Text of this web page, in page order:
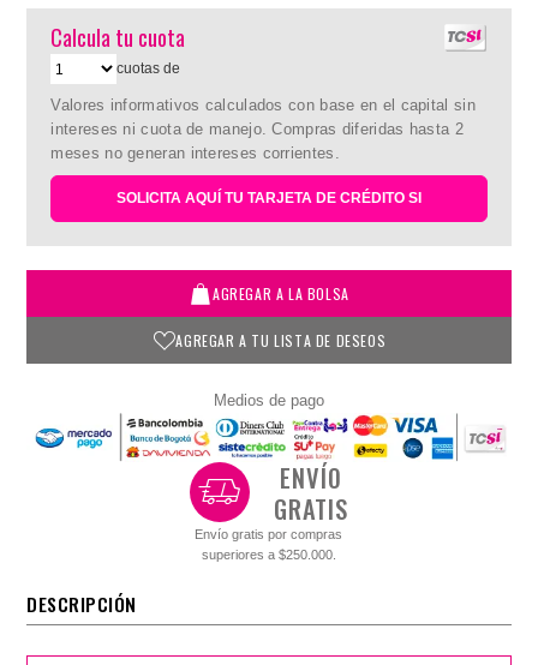
Calcula tu cuota
cuotas de
Valores informativos calculados con base en el capital sin
intereses ni cuota de manejo. Compras diferidas hasta 2
meses no generan intereses corrientes.
SOLICITA AQUÍ TU TARJETA DE CRÉDITO SI
AGREGAR A LA BOLSA
AGREGAR A TU LISTA DE DESEOS
Medios de pago
ENVÍO
GRATIS
Envío gratis por compras
superiores a $250.000.
DESCRIPCIÓN